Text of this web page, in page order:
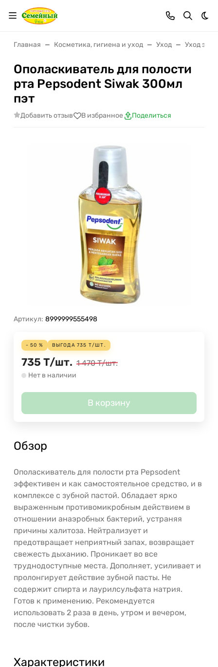
Главная Косметика, гигиена и уход Уход Уход за
Ополаскиватель для полости
рта Pepsodent Siwak 300мл
пэт
Добавить отзыв В избранное Поделиться
Артикул: 8999999555498
- 50 % ВЫГОДА 735 Т/ШТ.
735 Т/шт. 1 470 Т/шт.
Нет в наличии
В корзину
Обзор
Ополаскиватель для полости рта Pepsodent
эффективен и как самостоятельное средство, и в
комплексе с зубной пастой. Обладает ярко
выраженным противомикробным действием в
отношении анаэробных бактерий, устраняя
причины халитоза. Нейтрализует и
предотвращает неприятный запах, возвращает
свежесть дыханию. Проникает во все
труднодоступные места. Дополняет, усиливает и
пролонгирует действие зубной пасты. Не
содержит спирта и лаурилсульфата натрия.
Готов к применению. Рекомендуется
использовать 2 раза в день, утром и вечером,
после чистки зубов.
Характеристики